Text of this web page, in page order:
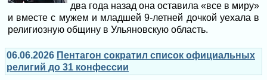
два года назад она оставила «все в миру»
и вместе с мужем и младшей 9-летней дочкой уехала в
религиозную общину в Ульяновскую область.
06.06.2026 Пентагон сократил список официальных
религий до 31 конфессии